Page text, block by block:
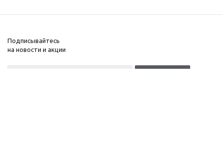
Подписывайтесь
на новости и акции